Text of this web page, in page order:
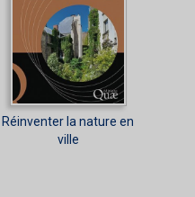
Réinventer la nature en
ville